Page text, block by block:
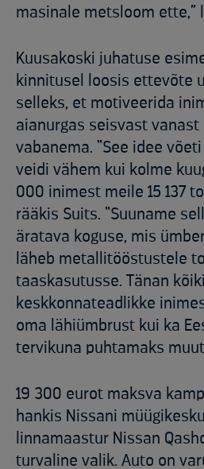
masinale metsloom ette,”
Kuusakoski juhatuse
kinnitusel loosis ettevõte
selleks, et motiveerida
aianurgas seisvast
vabanema. “See idee
veidi vähem kui kolme
000 inimest meile 15 137
rääkis Suits. “Suuname
äratava koguse, mis
läheb metallitööstustele
taaskasutusse. Tänan kõiki
keskkonnateadlikke
oma lähiümbrust kui ka
tervikuna puhtamaks
19 300 eurot maksva
hankis Nissani
linnamaastur Nissan
turvaline valik. Auto on